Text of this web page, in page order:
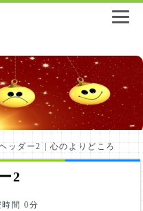
ッダー2 | 心のよりどころ
2
時間0分